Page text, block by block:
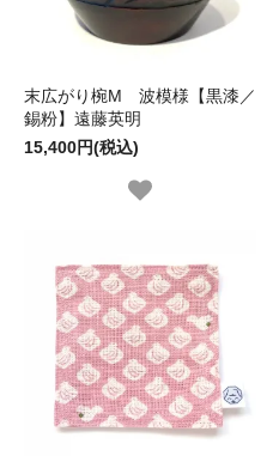
末広がり椀M 波模様【黒漆／
錫粉】遠藤英明
15,400円(税込)